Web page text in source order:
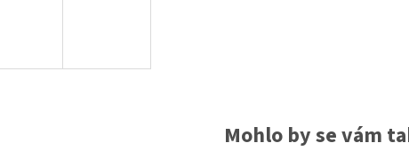
Mohlo by se vám